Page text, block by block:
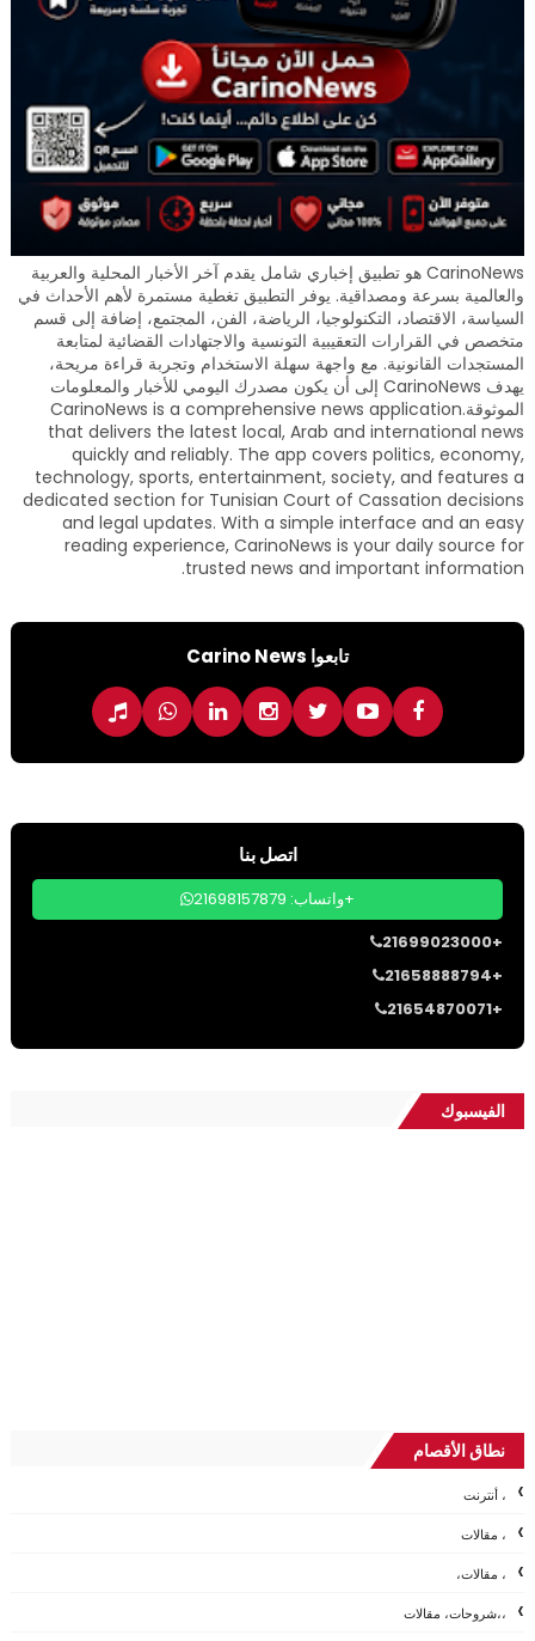
CarinoNews هو تطبيق إخباري شامل يقدم آخر الأخبار المحلية والعربية
والعالمية بسرعة ومصداقية. يوفر التطبيق تغطية مستمرة لأهم الأحداث في
السياسة، الاقتصاد، التكنولوجيا، الرياضة، الفن، المجتمع، إضافة إلى قسم
متخصص في القرارات التعقيبية التونسية والاجتهادات القضائية لمتابعة
المستجدات القانونية. مع واجهة سهلة الاستخدام وتجربة قراءة مريحة،
يهدف CarinoNews إلى أن يكون مصدرك اليومي للأخبار والمعلومات
الموثوقة.CarinoNews is a comprehensive news application
that delivers the latest local, Arab and international news
quickly and reliably. The app covers politics, economy,
technology, sports, entertainment, society, and features a
dedicated section for Tunisian Court of Cassation decisions
and legal updates. With a simple interface and an easy
reading experience, CarinoNews is your daily source for
trusted news and important information.
تابعوا Carino News
اتصل بنا
واتساب: 21698157879+
21699023000+
21658888794+
21654870071+
الفيسبوك
نطاق الأقصام
، أنترنت
، مقالات
، مقالات،
،،شروحات، مقالات